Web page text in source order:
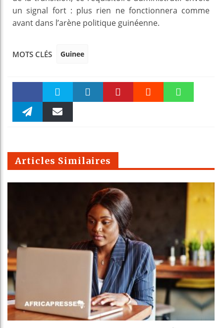
un signal fort : plus rien ne fonctionnera comme
avant dans l’arène politique guinéenne.
MOTS CLÉS Guinee
Faceboo Twitter
m
Articles Similaires